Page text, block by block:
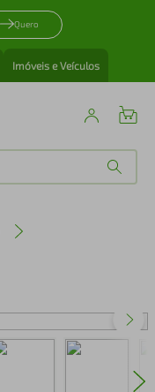
Quero
Imóveis e Veículos